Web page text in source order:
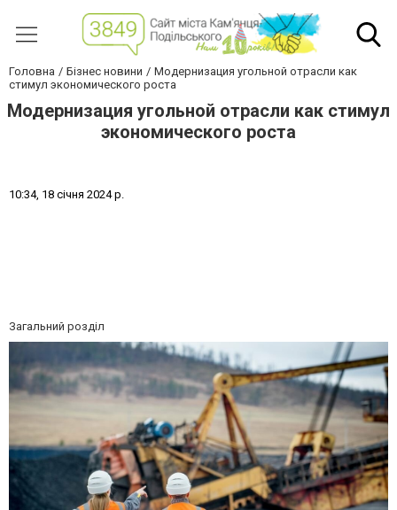
Головна Бізнес новини
Модернизация угольной отрасли как
стимул экономического роста
Модернизация угольной отрасли как стимул
экономического роста
10:34, 18 січня 2024р.
Загальний розділ